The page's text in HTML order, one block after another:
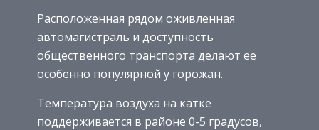
Расположенная рядом оживленная
автомагистраль и доступность
общественного транспорта делают ее
особенно популярной у горожан.
Температура воздуха на катке
поддерживается в районе 0-5 градусов,